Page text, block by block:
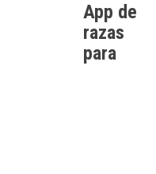
App de
razas
para